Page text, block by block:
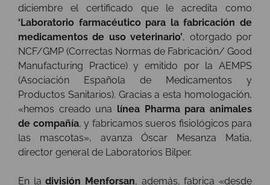
diciembre el certificado que le acredita como
‘Laboratorio farmacéutico para la fabricación de
medicamentos de uso veterinario’, otorgado por
NCF/GMP (Correctas Normas de Fabricación/ Good
Manufacturing Practice) y emitido por la AEMPS
(Asociación Española de Medicamentos y
Productos Sanitarios). Gracias a esta homologación,
«hemos creado una línea Pharma para animales
de compañía, y fabricamos sueros fisiológicos para
las mascotas», avanza Óscar Mesanza Matia,
director general de Laboratorios Bilper.
En ladivisión Menforsan, además, fabrica «desde